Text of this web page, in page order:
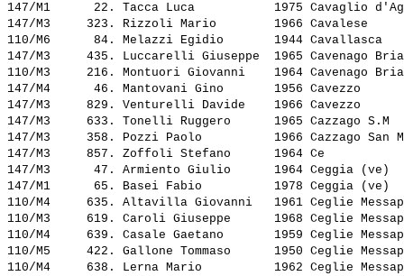
147/M1      22. Tacca Luca
1975 Cavaglio
147/M3     323. Rizzoli Mario
1966 Cavalese
110/M6      84. Melazzi Egidio
1944
147/M3     435. Luccarelli Giuseppe
1965 Cavenago
110/M3     216. Montuori Giovanni
1964 Cavenago
147/M4      46. Mantovani Gino
1956 Cavezzo
147/M3     829. Venturelli Davide
1966 Cavezzo
147/M3     633. Tonelli Ruggero
1965 Cazzago
147/M3     358. Pozzi Paolo
1966 Cazzago
147/M3     857. Zoffoli Stefano
1964 Ce
147/M3      47. Armiento Giulio
1964 Ceggia
147/M1      65. Basei Fabio
1978 Ceggia (ve)
110/M4     635. Altavilla Giovanni
1961 Ceglie
110/M3     619. Caroli Giuseppe
1968 Ceglie
110/M4     639. Casale Gaetano
1959 Ceglie
110/M5     422. Gallone Tommaso
1950 Ceglie
110/M4     638. Lerna Mario
1962 Ceglie